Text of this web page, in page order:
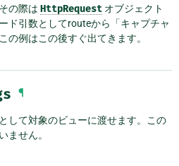
の際は HttpRequest オブジェクト
ド引数としてrouteから「キャプチャ
の例はこの後すぐ出てきます。
¶
して対象のビューに渡せます。この
ません。